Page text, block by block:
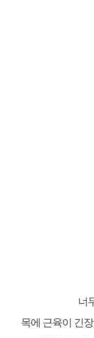
너
목에 근육이 긴